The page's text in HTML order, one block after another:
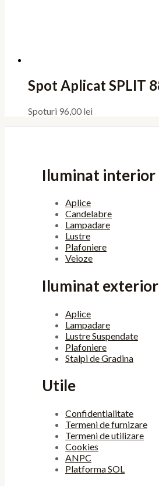
Spot Aplicat SPLIT
Spoturi 96,00 lei
Iluminat interior
Aplice
Candelabre
Lampadare
Lustre
Plafoniere
Veioze
Iluminat exterior
Aplice
Lampadare
Lustre Suspendate
Plafoniere
Stalpi de Gradina
Utile
Confidentialitate
Termeni de furnizare
Termeni de utilizare
Cookies
ANPC
Platforma SOL